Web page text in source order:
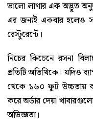
ভালো লাগার এক অদ্ভূত
এর জন্যই একবার হলেও
রেস্টুরেন্টে।
নিচের কিচেনে রসনা
প্রতিটি অতিথিকে। যদিও
থেকে ১৬০ ফুট উচ্চতায়
করে অর্ডার দেয়া
অভিজ্ঞতা।